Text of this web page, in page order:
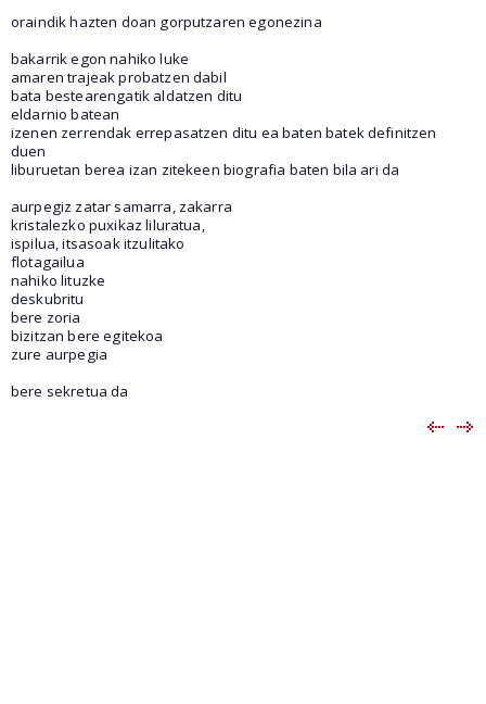
oraindik hazten doan gorputzaren egonezina
bakarrik egon nahiko luke
amaren trajeak probatzen dabil
bata bestearengatik aldatzen ditu
eldarnio batean
izenen zerrendak errepasatzen ditu ea baten batek definitzen
duen
liburuetan berea izan zitekeen biografia baten bila ari da
aurpegiz zatar samarra, zakarra
kristalezko puxikaz liluratua,
ispilua, itsasoak itzulitako
flotagailua
nahiko lituzke
deskubritu
bere zoria
bizitzan bere egitekoa
zure aurpegia
bere sekretua da